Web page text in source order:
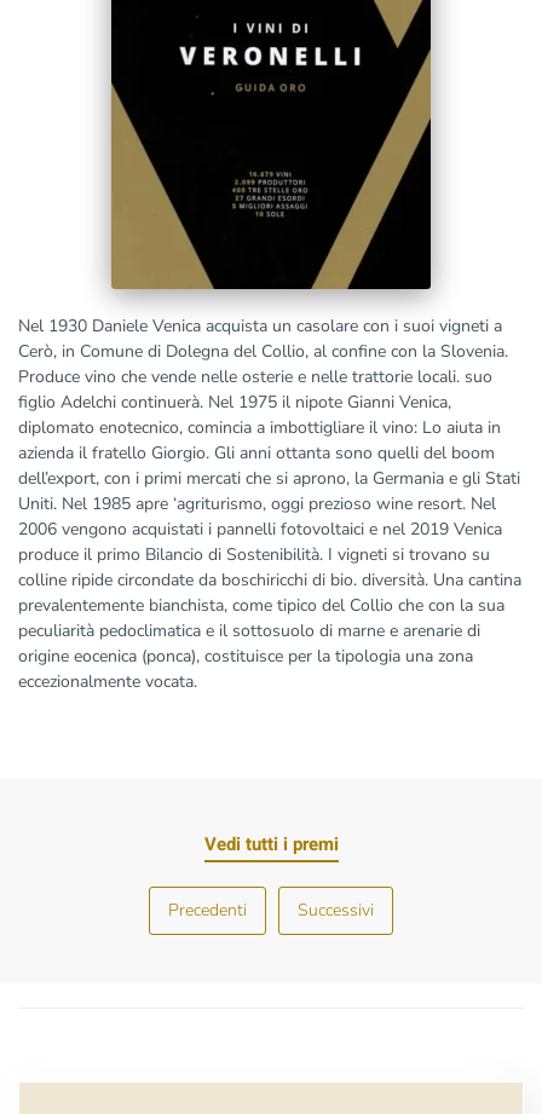
Nel 1930 Daniele Venica acquista un casolare con i suoi vigneti a
Cerò, in Comune di Dolegna del Collio, al confine con la Slovenia.
Produce vino che vende nelle osterie e nelle trattorie locali. suo
figlio Adelchi continuerà. Nel 1975 il nipote Gianni Venica,
diplomato enotecnico, comincia a imbottigliare il vino: Lo aiuta in
azienda il fratello Giorgio. Gli anni ottanta sono quelli del boom
dell’export, con i primi mercati che si aprono, la Germania e gli Stati
Uniti. Nel 1985 apre ‘agriturismo, oggi prezioso wine resort. Nel
2006 vengono acquistati i pannelli fotovoltaici e nel 2019 Venica
produce il primo Bilancio di Sostenibilità. I vigneti si trovano su
colline ripide circondate da boschiricchi di bio. diversità. Una cantina
prevalentemente bianchista, come tipico del Collio che con la sua
peculiarità pedoclimatica e il sottosuolo di marne e arenarie di
origine eocenica (ponca), costituisce per la tipologia una zona
eccezionalmente vocata.
Vedi tutti i premi
Precedenti Successivi